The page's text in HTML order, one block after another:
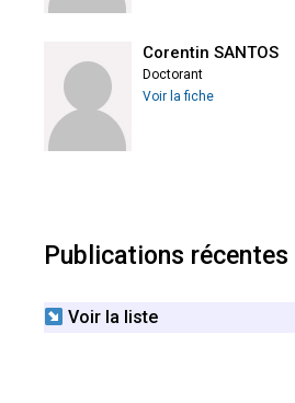
Corentin SANTOS
Doctorant
Voir la fiche
Publications récentes
Voir la liste